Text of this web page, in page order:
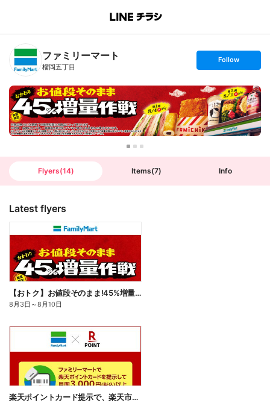
B
n
T
ファミリーマート
榴岡五丁目
s
t
o
l
l
o
w
Follow
Flyers(14) Items(7) Info
Latest flyers
【おトク】お値段そのまま!45%増量作戦!
8月3日 ～8月10日
楽天ポイントカード提示で、楽天市場でのお買い物がおトクに!